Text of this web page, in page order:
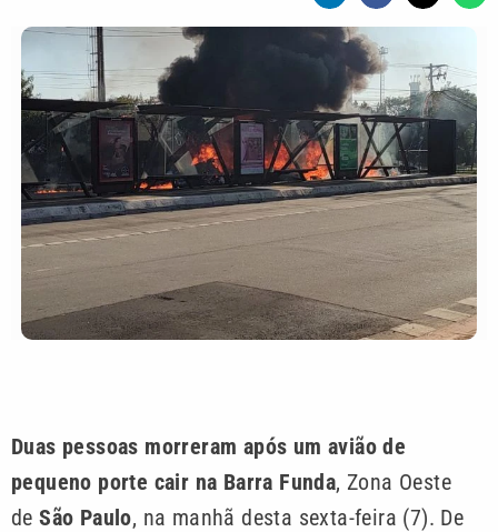
Duas pessoas morreram após um avião de
pequeno porte cair na Barra Funda, Zona Oeste
deSão Paulo, na manhã desta sexta-feira (7). De